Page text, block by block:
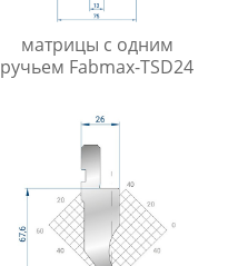
матрицы с одним
ручьем Fabmax-TSD24